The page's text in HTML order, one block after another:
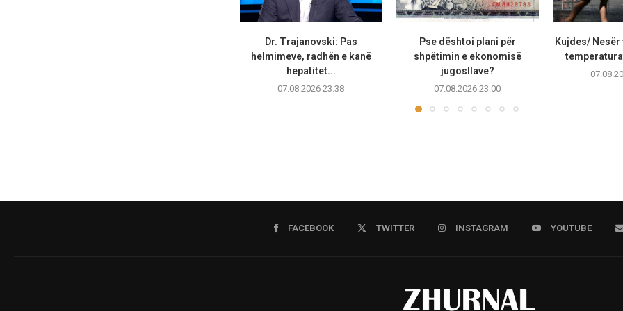
Dr. Trajanovski: Pas
helmimeve, radhën e kanë
hepatitet...
07.08.2026 23:38
Pse dështoi plani për
shpëtimin e ekonomisë
jugosllave?
07.08.2026 23:00
Kujdes/
FACEBOOK TWITTER INSTAGRAM YOUTUBE